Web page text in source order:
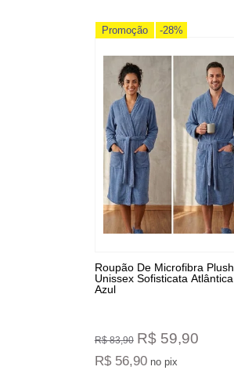
Promoção -28%
Roupão De Microfibra Plush
Unissex Sofisticata Atlântica
Azul
R$ 83,90 R$ 59,90
R$ 56,90 no pix